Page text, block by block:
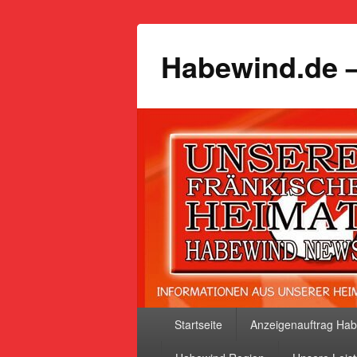
Habewind.de
Startseite Anzeigenauftrag